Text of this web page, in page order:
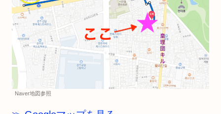
Naver地図参照